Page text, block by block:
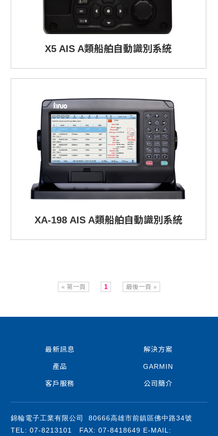
X5 AIS A類船舶自動識別系統
XA-198 AIS A類船舶自動識別系統
« 第一頁 1 最後一頁 »
最新訊息 解決方案
產品 GARMIN
客戶服務 公司簡介
錦輪電子工業有限公司 80666高雄市前鎮區佛中路34號
TEL: 07-8213101 FAX: 07-8418649 E-MAIL: